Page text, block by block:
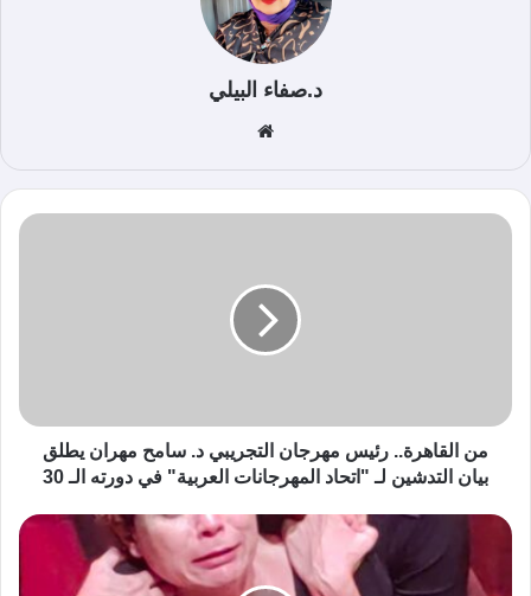
د.صفاء البيلي
الوي
ب
من القاهرة.. رئيس مهرجان التجريبي د. سامح مهران يطلق
بيان التدشين لـ "اتحاد المهرجانات العربية" في دورته الـ 30